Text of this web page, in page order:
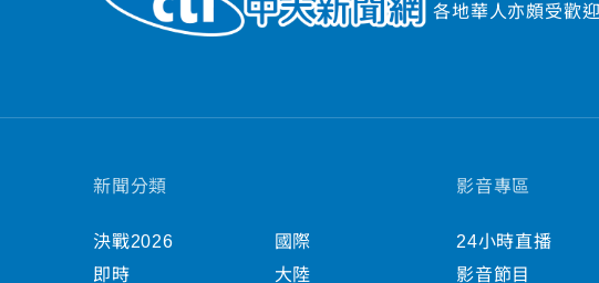
各地華人亦頗受歡
新聞分類
決戰2026
即時
國際
大陸
影音專區
24小時直播
影音節目